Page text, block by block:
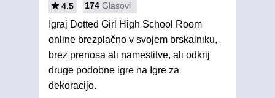
4.5 174 Glasovi
Igraj Dotted Girl High School Room
online brezplačno v svojem brskalniku,
brez prenosa ali namestitve, ali odkrij
druge podobne igre na Igre za
dekoracijo.